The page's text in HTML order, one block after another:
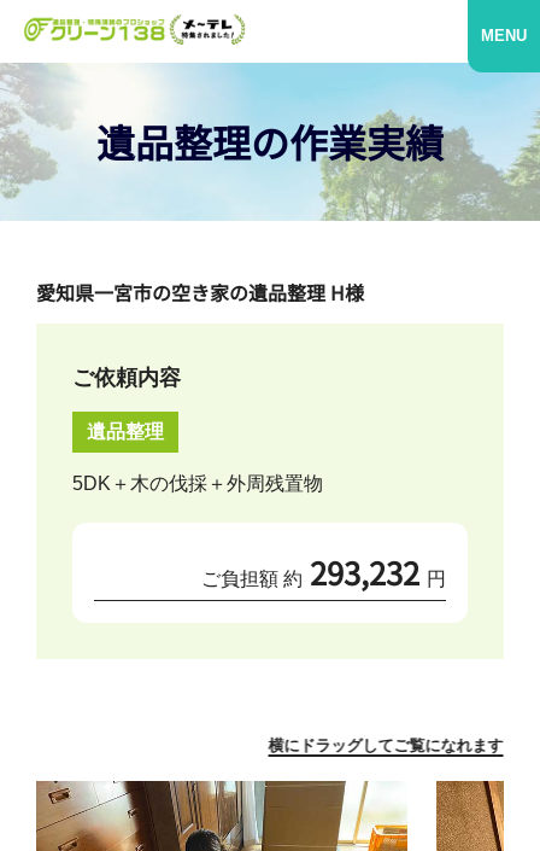
MENU
遺品整理の作業実績
愛知県一宮市の空き家の遺品整理 H様
ご依頼内容
遺品整理
5DK＋木の伐採＋外周残置物
ご負担額 約 293,232 円
横にドラッグしてご覧になれます